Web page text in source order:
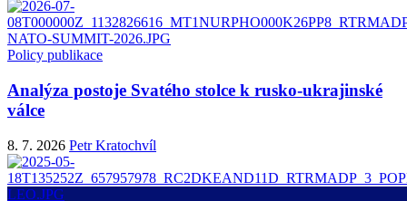
Policy publikace
Analýza postoje Svatého stolce k rusko-ukrajinské
válce
8. 7. 2026 Petr Kratochvíl